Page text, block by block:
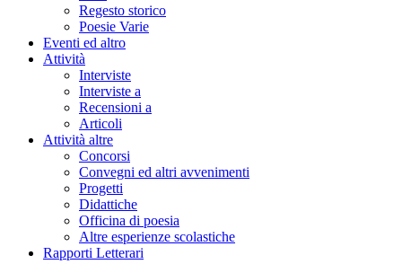
Regesto storico
Poesie Varie
Eventi ed altro
Attività
Interviste
Interviste a
Recensioni a
Articoli
Attività altre
Concorsi
Convegni ed altri avvenimenti
Progetti
Didattiche
Officina di poesia
Altre esperienze scolastiche
Rapporti Letterari